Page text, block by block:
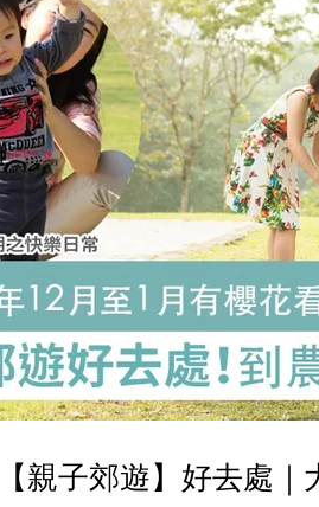
【親子郊遊】好去處